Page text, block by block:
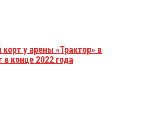
у арены «Трактор» в
конце 2022 года